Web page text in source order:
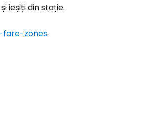
ieșiți din stație.
fare-zones.